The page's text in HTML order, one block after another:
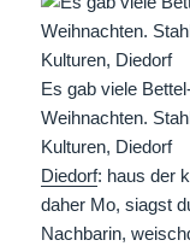
Es gab viele
Weihnachten.
Kulturen, Diedorf
Diedorf: haus der
daher Mo, siagst
Nachbarin,